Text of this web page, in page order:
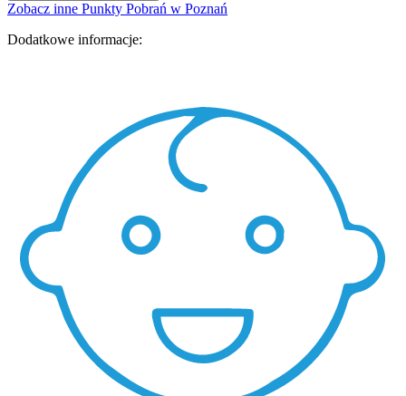
Zobacz inne Punkty Pobrań w Poznań
Dodatkowe informacje: